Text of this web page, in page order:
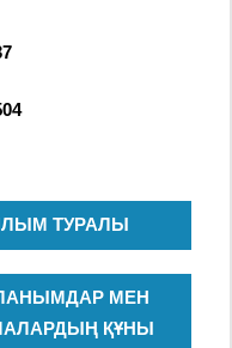
ТУРАЛЫ
МЕН
ҚҰНЫ